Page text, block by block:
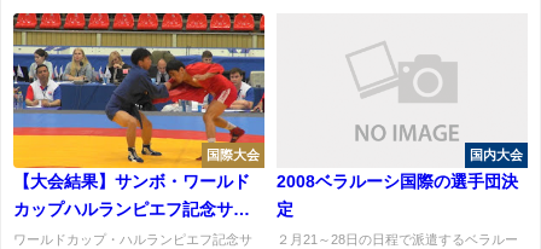
国際大会
【大会結果】サンボ・ワールド
カップハルランピエフ記念サン
ボ選手権大会初日結果
ワールドカップ・ハルランピエフ記念サ
国内大会
2008ベラルーシ国際の選手団決
定
２月21～28日の日程で派遣するベラルー